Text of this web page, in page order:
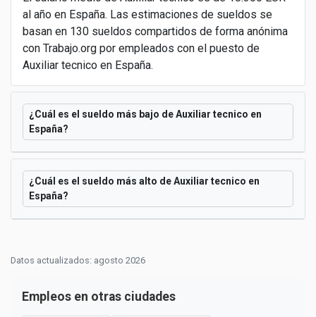
al año en España. Las estimaciones de sueldos se
basan en 130 sueldos compartidos de forma anónima
con Trabajo.org por empleados con el puesto de
Auxiliar tecnico en España.
¿Cuál es el sueldo más bajo de Auxiliar tecnico en
España?
¿Cuál es el sueldo más alto de Auxiliar tecnico en
España?
Datos actualizados: agosto 2026
Empleos en otras ciudades